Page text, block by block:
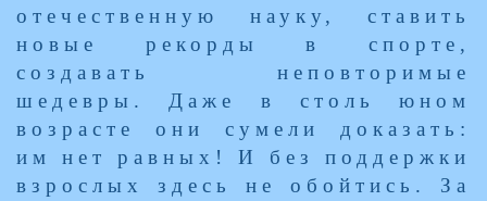
отечественную науку, ставить
новые рекорды в спорте,
создавать неповторимые
шедевры. Даже в столь юном
возрасте они сумели доказать:
им нет равных! И без поддержки
взрослых здесь не обойтись. За